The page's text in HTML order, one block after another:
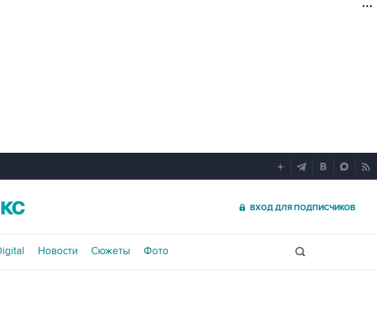
ВХОД ДЛЯ ПОДПИСЧИКОВ
Новости Сюжеты Фото